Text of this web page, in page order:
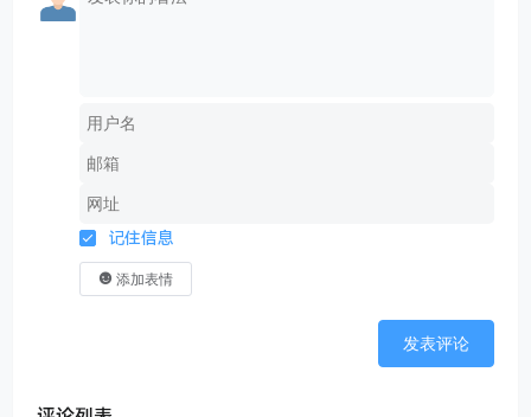
记住信息
添加表情
发表评论